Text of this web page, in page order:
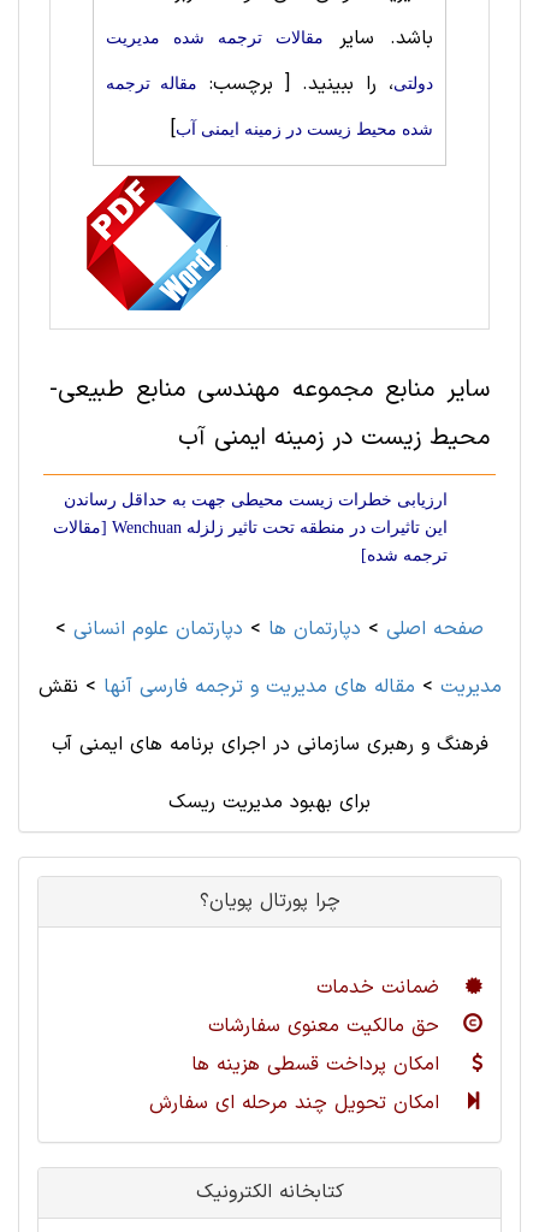
باشد. سایر
مقالات ترجمه شده مدیریت
دولتی، را ببینید. [ برچسب: مقاله ترجمه
شده محیط زیست در زمینه ایمنی آب]
سایر منابع مجموعه مهندسی منابع طبيعی-
محیط زیست در زمینه ایمنی آب
ارزیابی خطرات زیست محیطی جهت به حداقل رساندن
این تاثیرات در منطقه تحت تاثیر زلزله Wenchuan [مقالات
ترجمه شده]
صفحه اصلی > دپارتمان ها > دپارتمان علوم انسانی >
مديريت > مقاله های مديريت و ترجمه فارسی آنها > نقش
فرهنگ و رهبری سازمانی در اجرای برنامه های ایمنی آب
برای بهبود مدیریت ریسک
چرا پورتال پویان؟
ضمانت خدمات
حق مالکیت معنوی سفارشات
امکان پرداخت قسطی هزینه ها
امکان تحویل چند مرحله ای سفارش
کتابخانه الکترونیک